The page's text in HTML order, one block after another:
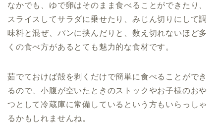
なかでも、ゆで卵はそのまま食べることができたり、
スライスしてサラダに乗せたり、みじん切りにして調
味料と混ぜ、パンに挟んだりと、数え切れないほど多
くの食べ方があるとても魅力的な食材です。
茹でておけば殻を剥くだけで簡単に食べることができ
るので、小腹が空いたときのストックやお子様のおや
つとして冷蔵庫に常備しているという方もいらっしゃ
るかもしれませんね。